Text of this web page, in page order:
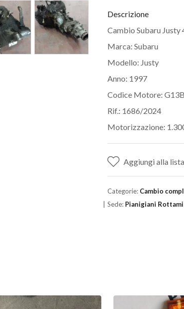
Descrizione
Cambio Subaru Justy
Marca: Subaru
Modello: Justy
Anno: 1997
Codice Motore:
Rif.: 1686/2024
Motorizzazione:
Aggiungi alla
Categorie: Cambio
Sede: Pianigiani